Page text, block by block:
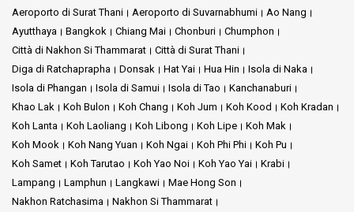
Aeroporto di Surat Thani
Aeroporto di Suvarnabhumi
Ao Nang
Ayutthaya
Bangkok Chiang Mai Chonburi
Chumphon
Città di Nakhon Si Thammarat
Città di Surat Thani
Diga di Ratchaprapha
Donsak Hat Yai Hua Hin
Isola di Naka
Isola di Phangan
Isola di Samui Isola di Tao
Kanchanaburi
Khao Lak
Koh Bulon Koh Chang Koh Jum Koh Kood
Koh Kradan
Koh Lanta
Koh Laoliang Koh Libong Koh Lipe
Koh Mak
Koh Mook
Koh Nang Yuan Koh Ngai Koh Phi Phi
Koh Pu
Koh Samet
Koh Tarutao Koh Yao Noi Koh Yao Yai
Krabi
Lampang
Lamphun Langkawi
Mae Hong Son
Nakhon Ratchasima
Nakhon Si Thammarat